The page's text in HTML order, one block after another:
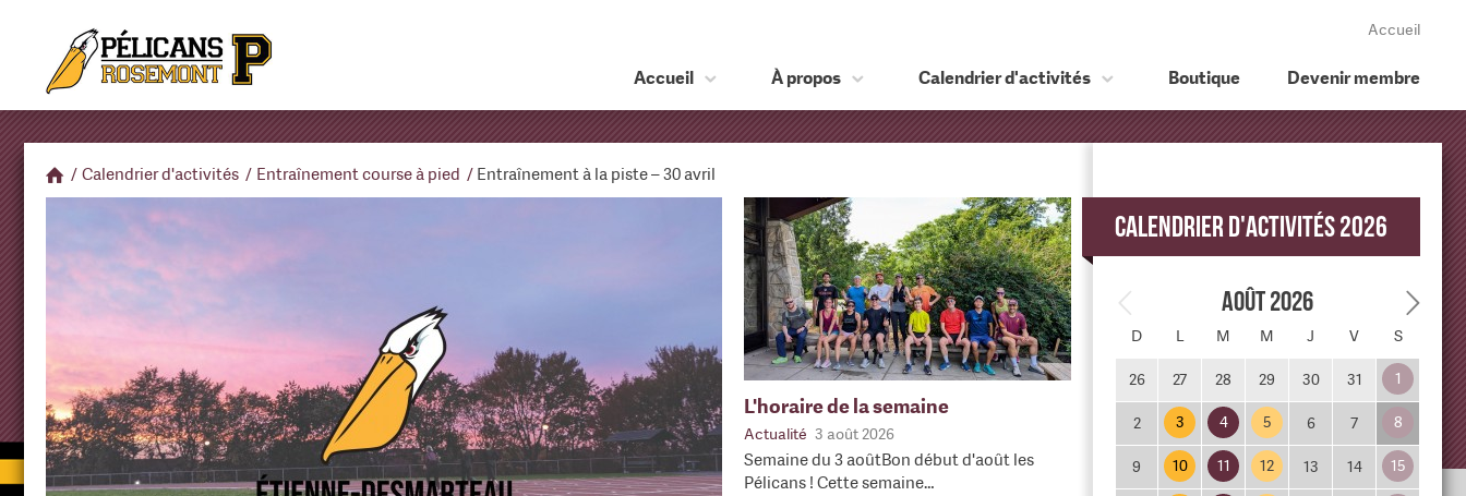
Accueil
Accueil À propos Calendrier d'activités Boutique Devenir membre
/ Calendrier d'activités / Entraînement course à pied / Entraînement à la piste – 30 avril
L'horaire de la semaine
Actualité 3 août 2026
Semaine du 3 aoûtBon début d'août les
Pélicans ! Cette semaine…
Calendrier d'activités 2026
Août 2026
D L M M J V S
26 27 28 29 30 31 1
2 3 4 5 6 7 8
9 10 11 12 13 14 15